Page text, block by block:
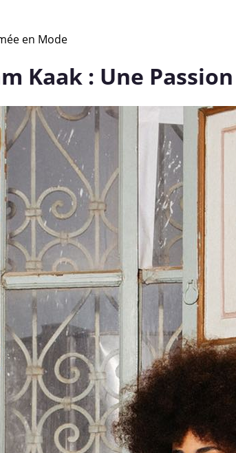
en Mode
Kaak : Une